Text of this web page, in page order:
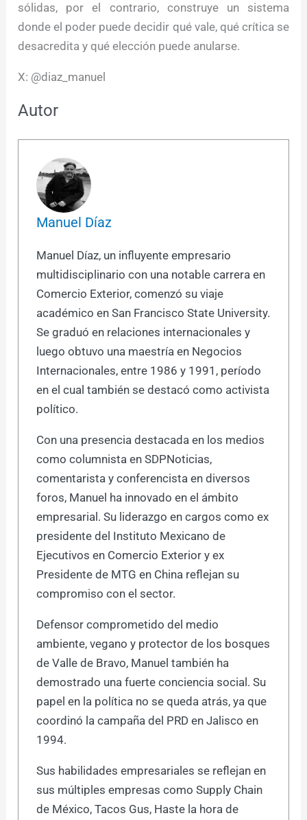
sólidas, por el contrario, construye un sistema
donde el poder puede decidir qué vale, qué crítica se
desacredita y qué elección puede anularse.
X: @diaz_manuel
Autor
Manuel Díaz
Manuel Díaz, un influyente empresario
multidisciplinario con una notable carrera en
Comercio Exterior, comenzó su viaje
académico en San Francisco State University.
Se graduó en relaciones internacionales y
luego obtuvo una maestría en Negocios
Internacionales, entre 1986 y 1991, período
en el cual también se destacó como activista
político.
Con una presencia destacada en los medios
como columnista en SDPNoticias,
comentarista y conferencista en diversos
foros, Manuel ha innovado en el ámbito
empresarial. Su liderazgo en cargos como ex
presidente del Instituto Mexicano de
Ejecutivos en Comercio Exterior y ex
Presidente de MTG en China reflejan su
compromiso con el sector.
Defensor comprometido del medio
ambiente, vegano y protector de los bosques
de Valle de Bravo, Manuel también ha
demostrado una fuerte conciencia social. Su
papel en la política no se queda atrás, ya que
coordinó la campaña del PRD en Jalisco en
1994.
Sus habilidades empresariales se reflejan en
sus múltiples empresas como Supply Chain
de México, Tacos Gus, Haste la hora de